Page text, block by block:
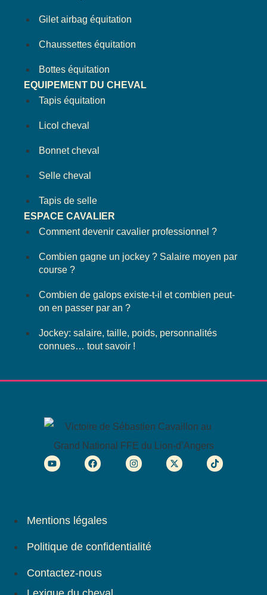
Gilet airbag équitation
Chaussettes équitation
Bottes équitation
EQUIPEMENT DU CHEVAL
Tapis équitation
Licol cheval
Bonnet cheval
Selle cheval
Tapis de selle
ESPACE CAVALIER
Comment devenir cavalier professionnel ?
Combien gagne un jockey ? Salaire moyen par
course ?
Combien de galops existe-t-il et combien peut-
on en passer par an ?
Jockey: salaire, taille, poids, personnalités
connues… tout savoir !
Mentions légales
Politique de confidentialité
Contactez-nous